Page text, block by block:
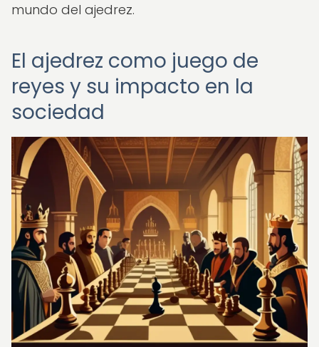
mundo del ajedrez.
El ajedrez como juego de
reyes y su impacto en la
sociedad